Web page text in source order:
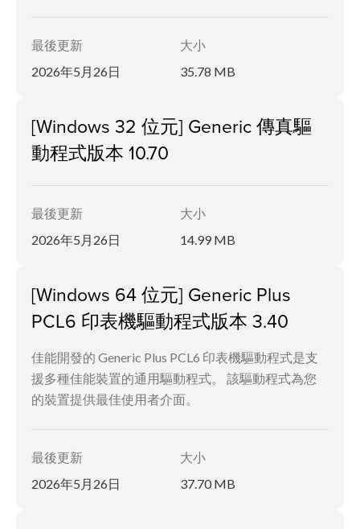
最後更新
2026年5月26日
大小
35.78 MB
[Windows 32 位元] Generic 傳真驅
動程式版本 10.70
最後更新
2026年5月26日
大小
14.99 MB
[Windows 64 位元] Generic Plus
PCL6 印表機驅動程式版本 3.40
佳能開發的 Generic Plus PCL6 印表機驅動程式是支
援多種佳能裝置的通用驅動程式。 該驅動程式為您
的裝置提供最佳使用者介面。
最後更新
2026年5月26日
大小
37.70 MB